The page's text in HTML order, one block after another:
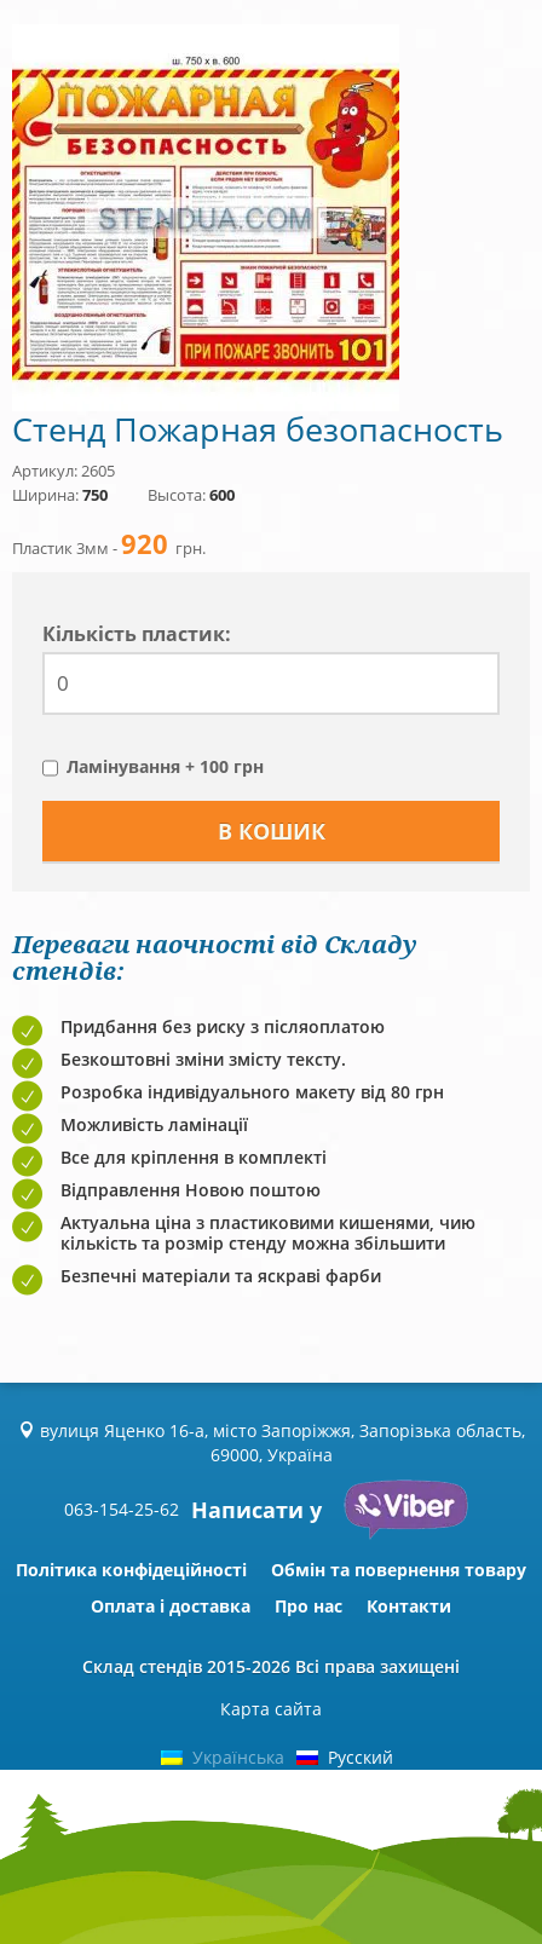
Стенд Пожарная безопасность
Артикул: 2605
Ширина:750 Высота:600
Пластик 3мм -920 грн.
Кiлькiсть пластик:
Ламінування + 100 грн
Переваги наочності від Складу
стендів:
Придбання без риску з післяоплатою
Безкоштовні зміни змісту тексту.
Розробка індивідуального макету від 80 грн
Можливість ламінації
Все для кріплення в комплекті
Відправлення Новою поштою
Актуальна ціна з пластиковими кишенями, чию
кількість та розмір стенду можна збільшити
Безпечні матеріали та яскраві фарби
вулиця Яценко 16-а, місто Запоріжжя, Запорізька область,
69000, Україна
063-154-25-62 Написати у
Політика конфідеційності
Обмін та повернення товару
Оплата і доставка
Про нас Контакти
Склад стендів 2015-2026 Всі права захищені
Карта сайта
Українська Русский